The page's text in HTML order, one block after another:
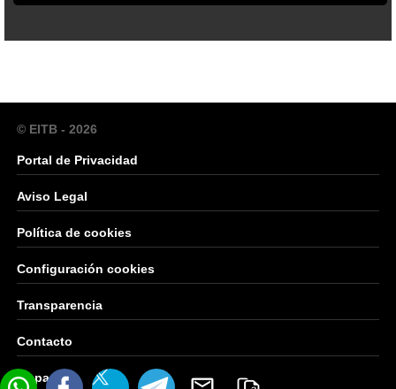
© EITB - 2026
Portal de Privacidad
Aviso Legal
Política de cookies
Configuración cookies
Transparencia
Contacto
Mapa Web